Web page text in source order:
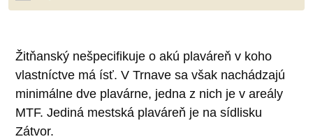
Žitňanský nešpecifikuje o akú plaváreň v koho
vlastníctve má ísť. V Trnave sa však nachádzajú
minimálne dve plavárne, jedna z nich je v areály
MTF. Jediná mestská plaváreň je na sídlisku
Zátvor.